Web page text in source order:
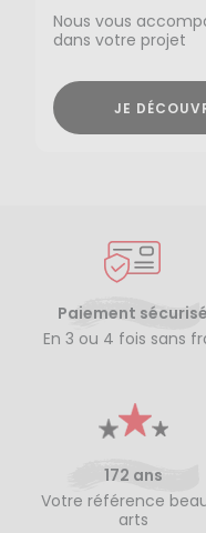
Nous vous
dans votre projet
JE
Paiement sécurisé
En 3 ou 4 fois sans
172 ans
Votre référence
arts